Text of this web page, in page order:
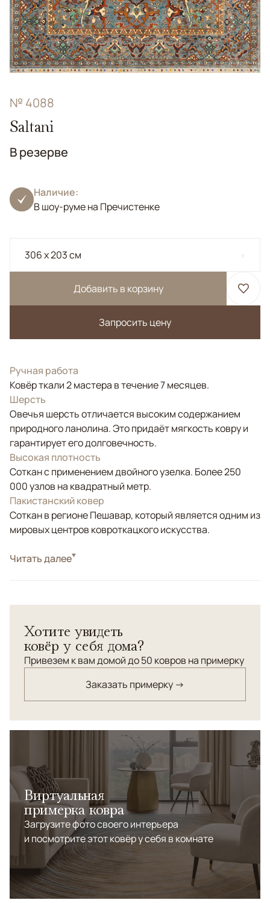
№ 4088
Saltani
В резерве
Наличие:
В шоу-руме на Пречистенке
306 x 203 см
Добавить в корзину
Запросить цену
Ручная работа
Ковёр ткали 2 мастера в течение 7 месяцев.
Шерсть
Овечья шерсть отличается высоким содержанием
природного ланолина. Это придаёт мягкость ковру и
гарантирует его долговечность.
Высокая плотность
Соткан с применением двойного узелка. Более 250
000 узлов на квадратный метр.
Пакистанский ковер
Соткан в регионе Пешавар, который является одним из
мировых центров ковроткацкого искусства.
СтильКлассические
Читать далее
Хотите увидеть
ковёр у себя дома?
Привезем к вам домой до 50 ковров на примерку
Заказать примерку →
Виртуальная
примерка ковра
Загрузите фото своего интерьера
и посмотрите этот ковёр у себя в комнате